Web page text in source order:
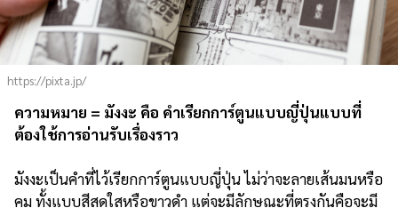
https://pixta.jp/
ความหมาย = มังงะ คือ คำเรียกการ์ตูนแบบญี่ปุ่นแบบที่
ต้องใช้การอ่านรับเรื่องราว
มังงะเป็นคำที่ไว้เรียกการ์ตูนแบบญี่ปุ่น ไม่ว่าจะลายเส้นมนหรือ
คม ทั้งแบบสีสดใสหรือขาวดำ แต่จะมีลักษณะที่ตรงกันคือจะมี